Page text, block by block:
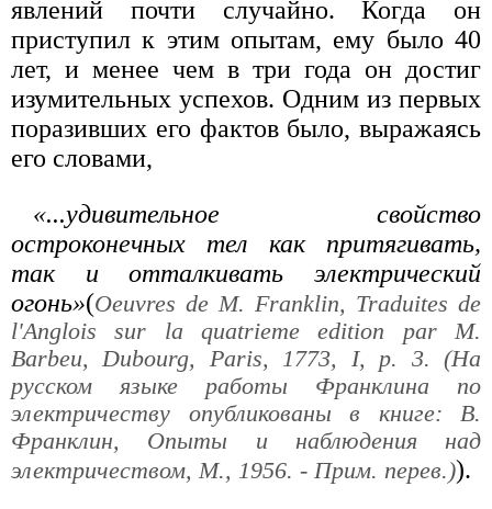
явлений почти случайно. Когда он
приступил к этим опытам, ему было 40
лет, и менее чем в три года он достиг
изумительных успехов. Одним из первых
поразивших его фактов было, выражаясь
его словами,
«...удивительное свойство
остроконечных тел как притягивать,
так и отталкивать электрический
огонь»(Oeuvres de М. Franklin, Traduites de
l'Anglois sur la quatrieme edition par M.
Barbeu, Dubourg, Paris, 1773, I, p. 3. (На
русском языке работы Франклина по
электричеству опубликованы в книге: В.
Франклин, Опыты и наблюдения над
электричеством, М., 1956. - Прим. перев.)).